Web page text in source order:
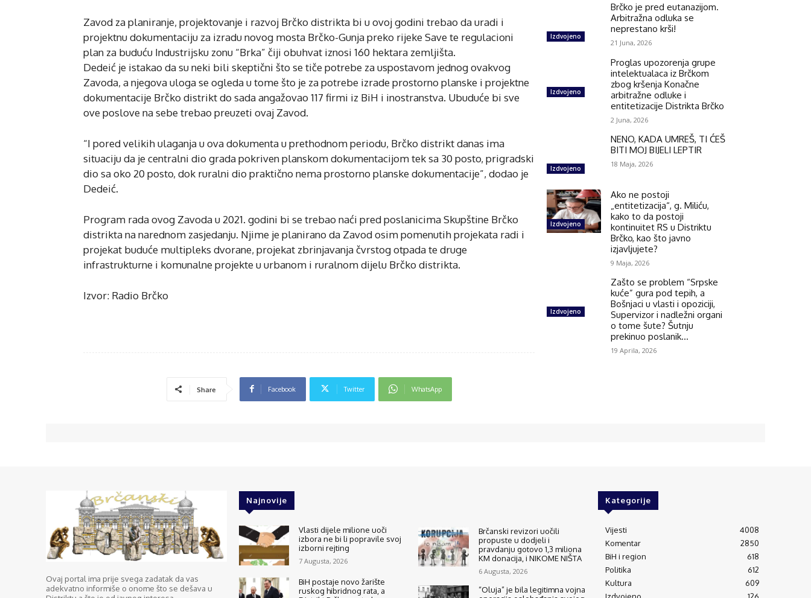
Zavod za planiranje, projektovanje i razvoj Brčko distrikta bi u ovoj godini trebao da uradi i
projektnu dokumentaciju za izradu novog mosta Brčko-Gunja preko rijeke Save te regulacioni
plan za buduću Industrijsku zonu “Brka” čiji obuhvat iznosi 160 hektara zemljišta.
Dedeić je istakao da su neki bili skeptični što se tiče potrebe za uspostavom jednog ovakvog
Zavoda, a njegova uloga se ogleda u tome što je za potrebe izrade prostorno planske i projektne
dokumentacije Brčko distrikt do sada angažovao 117 firmi iz BiH i inostranstva. Ubuduće bi sve
ove poslove na sebe trebao preuzeti ovaj Zavod.
“I pored velikih ulaganja u ova dokumenta u prethodnom periodu, Brčko distrikt danas ima
situaciju da je centralni dio grada pokriven planskom dokumentacijom tek sa 30 posto, prigradski
dio sa oko 20 posto, dok ruralni dio praktično nema prostorno planske dokumentacije”, dodao je
Dedeić.
Program rada ovog Zavoda u 2021. godini bi se trebao naći pred poslanicima Skupštine Brčko
distrikta na narednom zasjedanju. Njime je planirano da Zavod osim pomenutih projekata radi i
projekat buduće multipleks dvorane, projekat zbrinjavanja čvrstog otpada te druge
infrastrukturne i komunalne projekte u urbanom i ruralnom dijelu Brčko distrikta.
Izvor: Radio Brčko
Share Facebook Twitter WhatsApp
Izdvojeno
Brčko je pred eutanazijom.
Arbitražna odluka se
neprestano krši!
21 Juna, 2026
Izdvojeno
Proglas upozorenja grupe
intelektualaca iz Brčkom
zbog kršenja Konačne
arbitražne odluke i
entitetizacije Distrikta Brčko
2 Juna, 2026
Izdvojeno
NENO, KADA UMREŠ, TI ĆEŠ
BITI MOJ BIJELI LEPTIR
18 Maja, 2026
Izdvojeno
Ako ne postoji
„entitetizacija“, g. Miliću,
kako to da postoji
kontinuitet RS u Distriktu
Brčko, kao što javno
izjavljujete?
9 Maja, 2026
Izdvojeno
Zašto se problem “Srpske
kuće” gura pod tepih, a
Bošnjaci u vlasti i opoziciji,
Supervizor i nadležni organi
o tome šute? Šutnju
prekinuo poslanik...
19 Aprila, 2026
Ovaj portal ima prije svega zadatak da vas
adekvatno informiše o onome što se dešava u
Najnovije
Vlasti dijele milione uoči
izbora ne bi li popravile svoj
izborni rejting
7 Augusta, 2026
BiH postaje novo žarište
ruskog hibridnog rata, a
Brčanski revizori uočili
propuste u dodjeli i
pravdanju gotovo 1,3 miliona
KM donacija, i NIKOME NIŠTA
6 Augusta, 2026
“Oluja” je bila legitimna vojna
Kategorije
Vijesti
4008
Komentar
2850
BiH i region
618
Politika
612
Kultura
609
Izdvojeno
126